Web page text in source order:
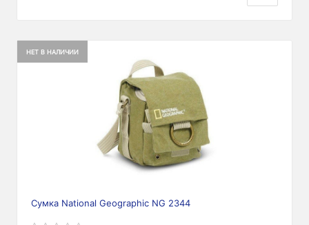
НЕТ В НАЛИЧИИ
Сумка National Geographic NG 2344